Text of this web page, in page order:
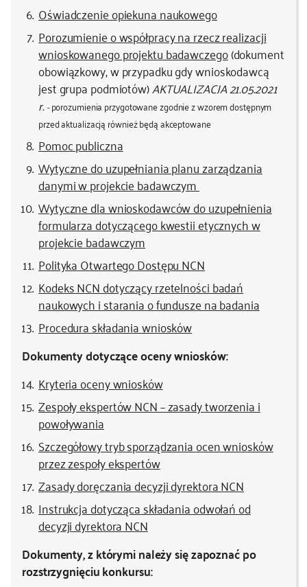
Oświadczenie opiekuna naukowego
Porozumienie o współpracy na rzecz realizacji
wnioskowanego projektu badawczego(dokument
obowiązkowy, w przypadku gdy wnioskodawcą
jest grupa podmiotów)AKTUALIZACJA 21.05.2021
r.-porozumienia przygotowane zgodnie z wzorem dostępnym
przed aktualizacją również będą akceptowane
Pomoc publiczna
Wytyczne do uzupełniania planu zarządzania
danymi w projekcie badawczym
Wytyczne dla wnioskodawców do uzupełnienia
formularza dotyczącego kwestii etycznych w
projekcie badawczym
Polityka Otwartego Dostępu NCN
Kodeks NCN dotyczący rzetelności badań
naukowych i starania o fundusze na badania
Procedura składania wniosków
Dokumenty dotyczące oceny wniosków:
Kryteria oceny wniosków
Zespoły ekspertów NCN – zasady tworzenia i
powoływania
Szczegółowy tryb sporządzania ocen wniosków
przez zespoły ekspertów
Zasady doręczania decyzji dyrektora NCN
Instrukcja dotycząca składania odwołań od
decyzji dyrektora NCN
Dokumenty, z którymi należy się zapoznać po
rozstrzygnięciu konkursu: